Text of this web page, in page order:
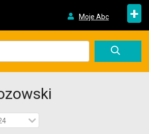
Moje Abc +